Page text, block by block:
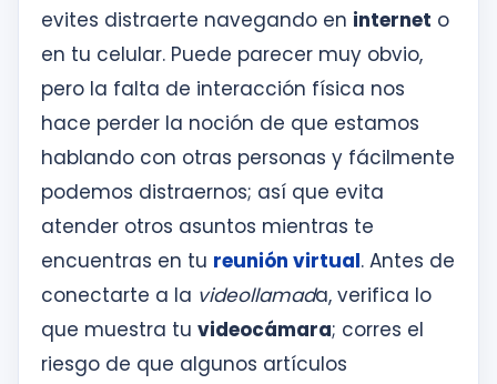
evites distraerte navegando en internet o
en tu celular. Puede parecer muy obvio,
pero la falta de interacción física nos
hace perder la noción de que estamos
hablando con otras personas y fácilmente
podemos distraernos; así que evita
atender otros asuntos mientras te
encuentras en tu reunión virtual. Antes de
conectarte a la videollamada, verifica lo
que muestra tu videocámara; corres el
riesgo de que algunos artículos